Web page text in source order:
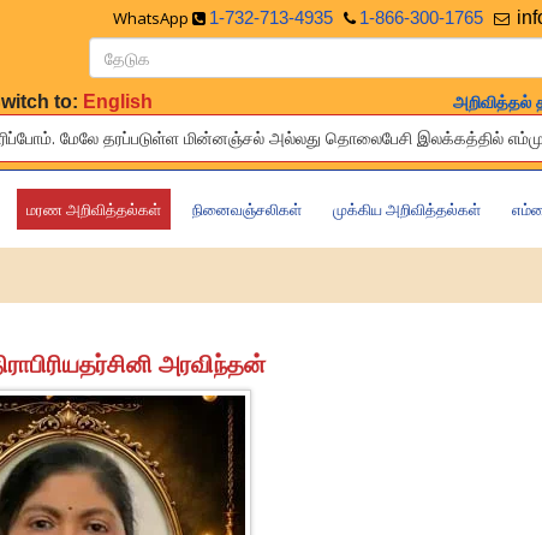
WhatsApp 1-732-713-4935 1-866-300-1765
to: English அறிவித்தல்
மேலே தரப்ப‌‌‌‌‌‌டுள்ள‍‍‍‍‌ மின்னஞ்சல் அல்லது தொலைபேசி இலக்கத்தில்
to others living around the world free of charge. Please
மரண அறிவித்தல்கள் நினைவஞ்சலிகள் முக்கிய அறிவித்தல்கள்
அரவிந்தன்